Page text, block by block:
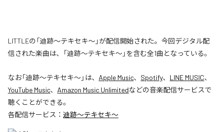
LITTLEの「迪跡〜テキセキ〜」が配信開始された。今回デジタル配
信された楽曲は、「迪跡〜テキセキ〜」を含む全1曲となっている。
なお「迪跡〜テキセキ〜」は、 Apple Music、 Spotify、 LINE MUSIC、
YouTube Music、 Amazon Music Unlimitedなどの音楽配信サービスで
聴くことができる。
各配信サービス： 迪跡〜テキセキ〜